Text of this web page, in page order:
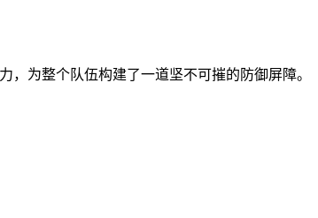
为整个队伍构建了一道坚不可摧的防御屏障。